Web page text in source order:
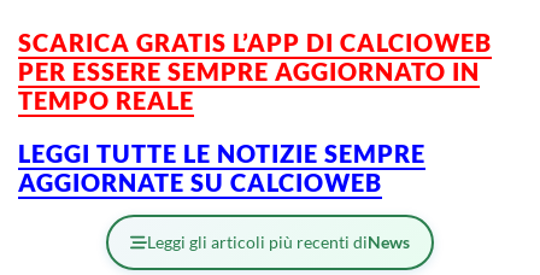
SCARICA GRATIS L’APP DI CALCIOWEB
PER ESSERE SEMPRE AGGIORNATO IN
TEMPO REALE
LEGGI TUTTE LE NOTIZIE SEMPRE
AGGIORNATE SU CALCIOWEB
Leggi gli articoli più recenti diNews